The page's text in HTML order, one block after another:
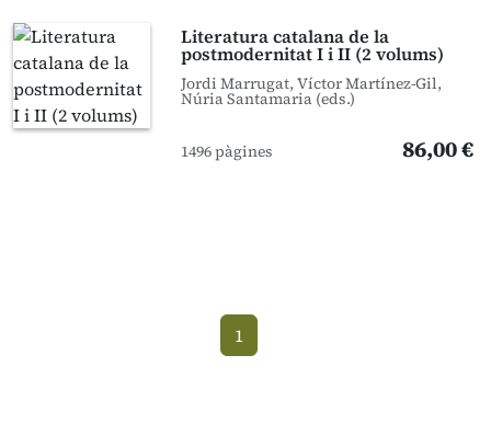
Literatura catalana de la
postmodernitat I i II (2 volums)
Jordi Marrugat, Víctor Martínez-Gil,
Núria Santamaria (eds.)
1496 pàgines 86,00 €
1